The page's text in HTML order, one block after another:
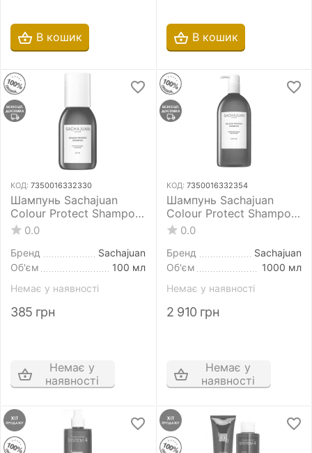
В кошик В кошик
КОД: 7350016332330
Шампунь Sachajuan
Colour Protect Shampoo
100 мл для захисту
кольору фарбованого
волосся
0.0
Бренд
Sachajuan
Об'єм
100 мл
Немає у наявності
385 грн
Немає у
наявності
КОД: 7350016332354
Шампунь Sachajuan
Colour Protect Shampoo
1000 мл для захисту
кольору фарбованого
волосся
0.0
Бренд
Sachajuan
Об'єм
1000 мл
Немає у наявності
2 910 грн
Немає у
наявності